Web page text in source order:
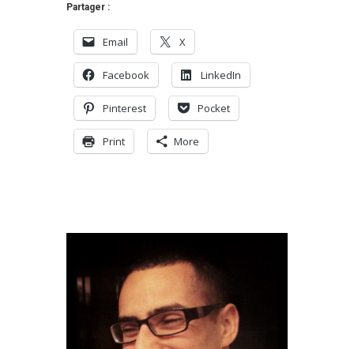
Partager :
Email X
Facebook LinkedIn
Pinterest Pocket
Print More